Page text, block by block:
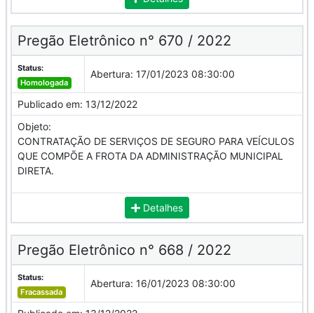
Pregão Eletrônico n° 670 / 2022
Status:
Homologada
Abertura: 17/01/2023 08:30:00
Publicado em: 13/12/2022
Objeto:
CONTRATAÇÃO DE SERVIÇOS DE SEGURO PARA VEÍCULOS
QUE COMPÕE A FROTA DA ADMINISTRAÇÃO MUNICIPAL
DIRETA.
Detalhes
Pregão Eletrônico n° 668 / 2022
Status:
Fracassada
Abertura: 16/01/2023 08:30:00